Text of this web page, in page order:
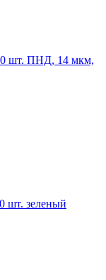
шт. ПНД, 14 мкм,
шт. зеленый